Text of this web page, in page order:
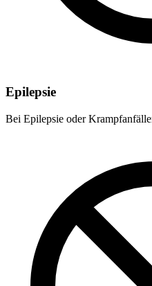
Epilepsie
Bei Epilepsie oder